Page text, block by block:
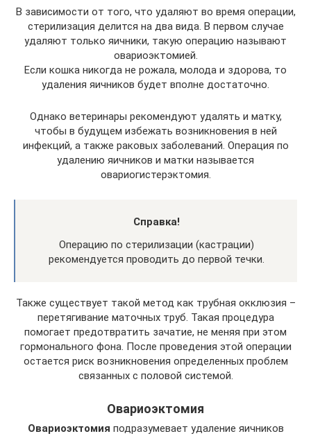
В зависимости от того, что удаляют во время операции,
стерилизация делится на два вида. В первом случае
удаляют только яичники, такую операцию называют
овариоэктомией.
Если кошка никогда не рожала, молода и здорова, то
удаления яичников будет вполне достаточно.
Однако ветеринары рекомендуют удалять и матку,
чтобы в будущем избежать возникновения в ней
инфекций, а также раковых заболеваний. Операция по
удалению яичников и матки называется
овариогистерэктомия.
Справка!
Операцию по стерилизации (кастрации)
рекомендуется проводить до первой течки.
Также существует такой метод как трубная окклюзия –
перетягивание маточных труб. Такая процедура
помогает предотвратить зачатие, не меняя при этом
гормонального фона. После проведения этой операции
остается риск возникновения определенных проблем
связанных с половой системой.
Овариоэктомия
Овариоэктомия подразумевает удаление яичников